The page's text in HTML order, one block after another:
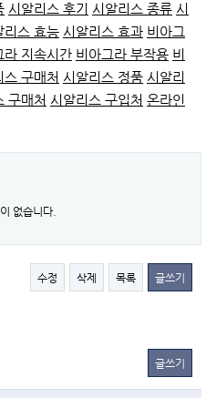
시알리스 후기 시알리스 종류 시
리스 효능 시알리스 효과 비아그
라 지속시간 비아그라 부작용 비
스 구매처 시알리스 정품 시알리
구매처 시알리스 구입처 온라인
없습니다.
수정 삭제 목록 글쓰기
글쓰기